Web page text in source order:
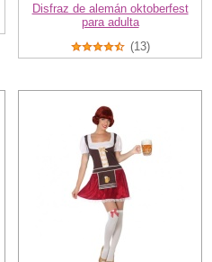
Disfraz de alemán oktoberfest
para adulta
(13)